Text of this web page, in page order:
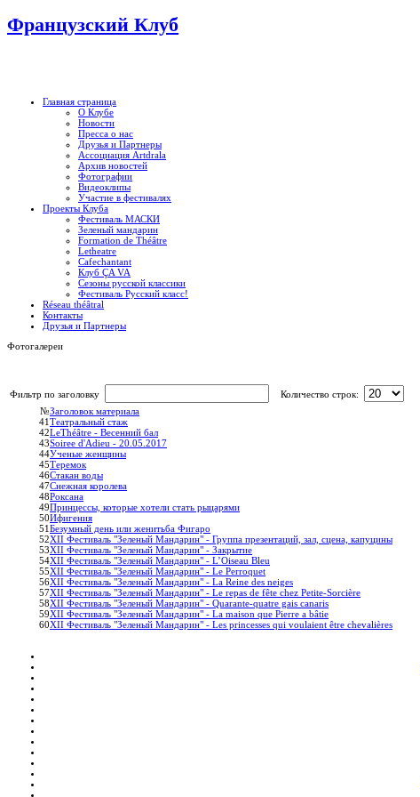
Французский Клуб
Главная страница
О Клубе
Новости
Пресса о нас
Друзья и Партнеры
Ассоциация Artdrala
Архив новостей
Фотографии
Видеоклипы
Участие в фестивалях
Проекты Клуба
Фестиваль МАСКИ
Зеленый мандарин
Formation de Théâtre
Letheatre
Cafechantant
Клуб ÇA VA
Сезоны русской классики
Фестиваль Русский класс!
Réseau théâtral
Контакты
Друзья и Партнеры
Фотогалереи
Фильтр по заголовку
Количество строк:
№Заголовок материала
41Театральный стаж
42LeThéâtre - Весенний бал
43Soiree d'Adieu - 20.05.2017
44Ученые женщины
45Теремок
46Стакан воды
47Снежная королева
48Роксана
49Принцессы, которые хотели стать рыцарями
50Ифигения
51Безумный день или женитьба Фигаро
52XII Фестиваль "Зеленый Мандарин" - Группа презентаций, зал, сцена, капуцины
53XII Фестиваль "Зеленый Мандарин" - Закрытие
54XII Фестиваль "Зеленый Мандарин" - L’Oiseau Bleu
55XII Фестиваль "Зеленый Мандарин" - Le Perroquet
56XII Фестиваль "Зеленый Мандарин" - La Reine des neiges
57XII Фестиваль "Зеленый Мандарин" - Le repas de fête chez Petite-Sorcière
58XII Фестиваль "Зеленый Мандарин" - Quarante-quatre gais canaris
59XII Фестиваль "Зеленый Мандарин" - La maison que Pierre a bâtie
60XII Фестиваль "Зеленый Мандарин" - Les princesses qui voulaient être chevalières